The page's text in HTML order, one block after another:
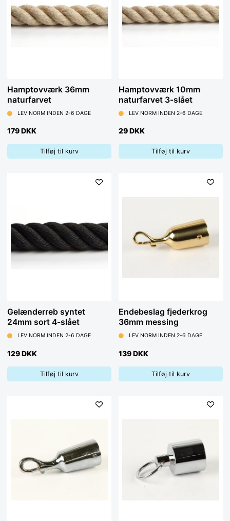
Hamptovværk 36mm
naturfarvet
LEV NORM INDEN 2-6 DAGE
179 DKK
Tilføj til kurv
Hamptovværk 10mm
naturfarvet 3-slået
LEV NORM INDEN 2-6 DAGE
29 DKK
Tilføj til kurv
Gelænderreb syntet
24mm sort 4-slået
LEV NORM INDEN 2-6 DAGE
129 DKK
Tilføj til kurv
Endebeslag fjederkrog
36mm messing
LEV NORM INDEN 2-6 DAGE
139 DKK
Tilføj til kurv